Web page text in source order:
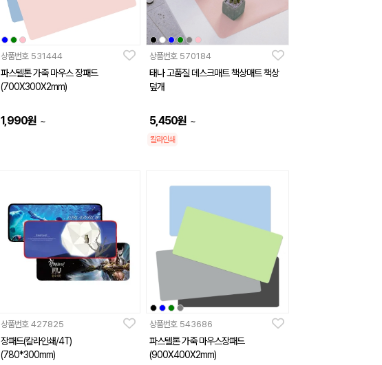
상품번호 531444
파스텔톤 가죽 마우스 장패드
(700X300X2mm)
1,990원 ~
상품번호 570184
태나 고품질 데스크매트 책상매트 책상
덮개
5,450원 ~
칼라인쇄
상품번호 427825
장패드(칼라인쇄/4T)
(780*300mm)
상품번호 543686
파스텔톤 가죽 마우스장패드
(900X400X2mm)